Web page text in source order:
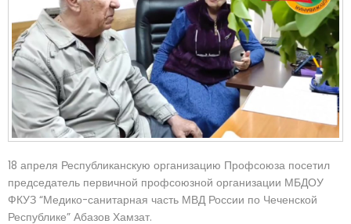
18 апреля Республиканскую организацию Профсоюза посетил
председатель первичной профсоюзной организации МБДОУ
ФКУЗ “Медико-санитарная часть МВД России по Чеченской
Республике” Абазов Хамзат.